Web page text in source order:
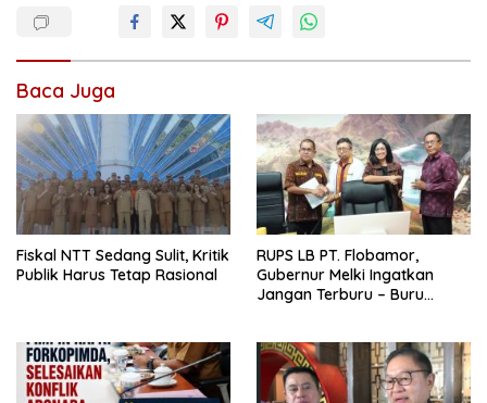
Baca Juga
Fiskal NTT Sedang Sulit, Kritik
Publik Harus Tetap Rasional
RUPS LB PT. Flobamor,
Gubernur Melki Ingatkan
Jangan Terburu – Buru